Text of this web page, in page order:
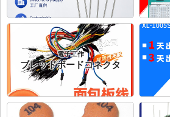
電子工作
ブレッドボードコネクタ